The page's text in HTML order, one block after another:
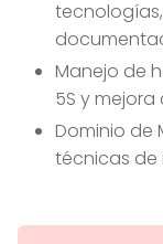
Manejo de
5S y
Dominio de
técnicas de